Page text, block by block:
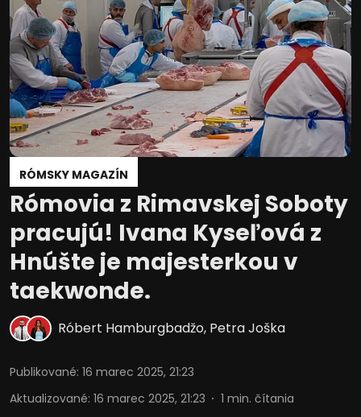
RÓMSKY MAGAZÍN
Rómovia z Rimavskej Soboty
pracujú! Ivana Kyseľová z
Hnúšte je majesterkou v
taekwonde.
Róbert Hamburgbadžo, Petra Joška
Publikované: 16 marec 2025, 21:23
Aktualizované: 16 marec 2025, 21:23 1 min. čítania